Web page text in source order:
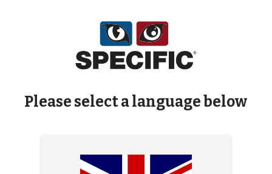
Please select a language below